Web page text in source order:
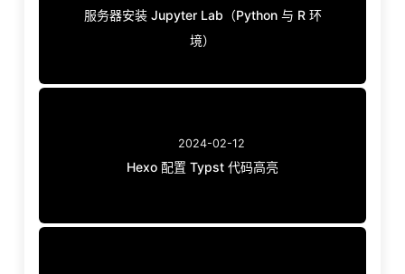
服务器安装 Jupyter Lab（Python 与 R 环
境）
2024-02-12
Hexo 配置 Typst 代码高亮